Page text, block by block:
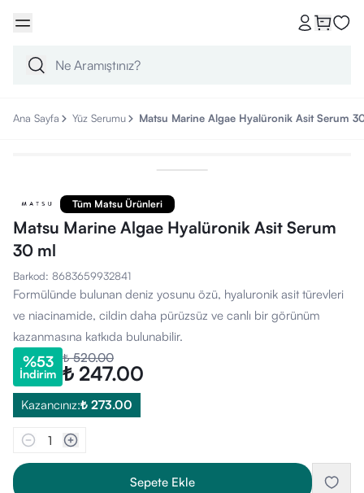
Ana Sayfa Yüz Serumu Matsu Marine Algae Hyalüronik Asit Serum
Tüm Matsu Ürünleri
Matsu Marine Algae Hyalüronik Asit Serum
30 ml
Barkod: 8683659932841
Formülünde bulunan deniz yosunu özü, hyaluronik asit türevleri
ve niacinamide, cildin daha pürüzsüz ve canlı bir görünüm
kazanmasına katkıda bulunabilir.
%53
İndirim
₺ 520.00
₺ 247.00
Kazancınız:₺ 273.00
1
Sepete Ekle